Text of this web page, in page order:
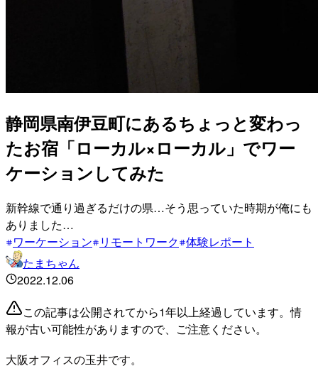
静岡県南伊豆町にあるちょっと変わっ
たお宿「ローカル×ローカル」でワー
ケーションしてみた
新幹線で通り過ぎるだけの県…そう思っていた時期が俺にも
ありました…
ワーケーション
リモートワーク 体験レポート
たまちゃん
2022.12.06
この記事は公開されてから1年以上経過しています。情
報が古い可能性がありますので、ご注意ください。
大阪オフィスの玉井です。